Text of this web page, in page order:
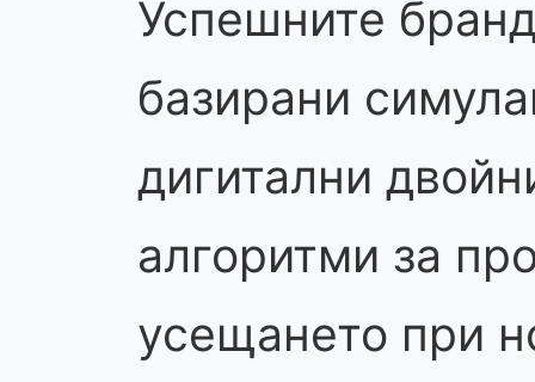
Успешните
базирани
дигитални
алгоритми за
усещането при